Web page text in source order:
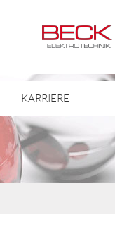
KARRIERE